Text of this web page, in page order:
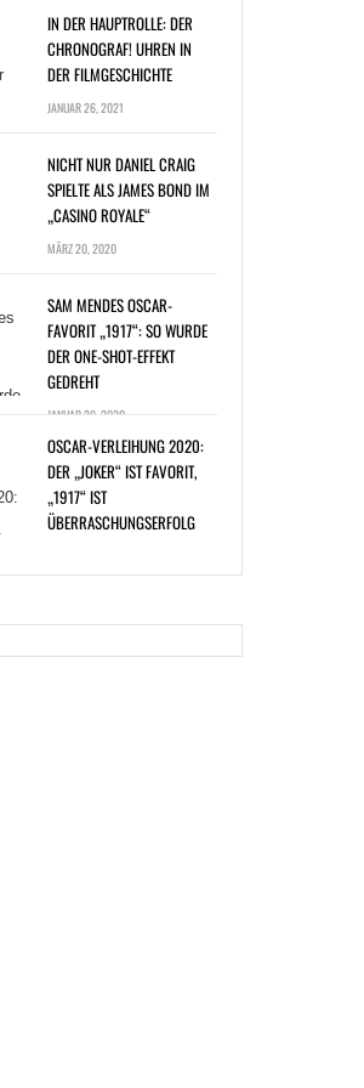
IN DER HAUPTROLLE: DER
CHRONOGRAF! UHREN IN
DER FILMGESCHICHTE
JANUAR 26, 2021
NICHT NUR DANIEL CRAIG
SPIELTE ALS JAMES BOND IM
„CASINO ROYALE“
MÄRZ 20, 2020
SAM MENDES OSCAR-
FAVORIT „1917“: SO WURDE
DER ONE-SHOT-EFFEKT
GEDREHT
JANUAR 20, 2020
OSCAR-VERLEIHUNG 2020:
DER „JOKER“ IST FAVORIT,
„1917“ IST
ÜBERRASCHUNGSERFOLG